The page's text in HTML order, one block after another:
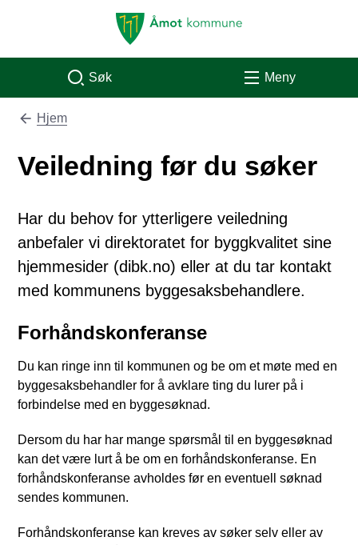
Åmot kommune
Søk Meny
Du er her:
Hjem
Veiledning før du søker
Har du behov for ytterligere veiledning
anbefaler vi direktoratet for byggkvalitet sine
hjemmesider (dibk.no) eller at du tar kontakt
med kommunens byggesaksbehandlere.
Forhåndskonferanse
Du kan ringe inn til kommunen og be om et møte med en
byggesaksbehandler for å avklare ting du lurer på i
forbindelse med en byggesøknad.
Dersom du har har mange spørsmål til en byggesøknad
kan det være lurt å be om en forhåndskonferanse. En
forhåndskonferanse avholdes før en eventuell søknad
sendes kommunen.
Forhåndskonferanse kan kreves av søker selv eller av